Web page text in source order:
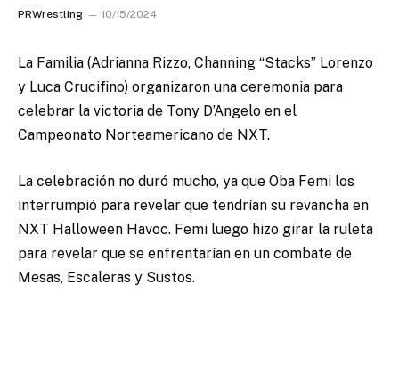
PRWrestling 10/15/2024
La Familia (Adrianna Rizzo, Channing “Stacks” Lorenzo
y Luca Crucifino) organizaron una ceremonia para
celebrar la victoria de Tony D’Angelo en el
Campeonato Norteamericano de NXT.
La celebración no duró mucho, ya que Oba Femi los
interrumpió para revelar que tendrían su revancha en
NXT Halloween Havoc. Femi luego hizo girar la ruleta
para revelar que se enfrentarían en un combate de
Mesas, Escaleras y Sustos.